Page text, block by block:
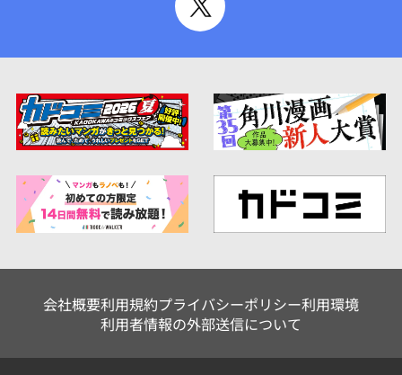
会社概要利用規約プライバシーポリシー利用環境
利用者情報の外部送信について